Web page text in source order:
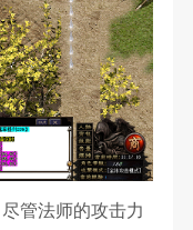
管法师的攻击力